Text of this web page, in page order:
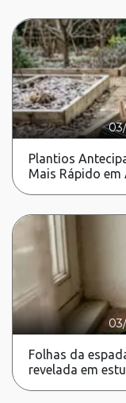
Plantios
Mais Rápido em
Folhas da
revelada em